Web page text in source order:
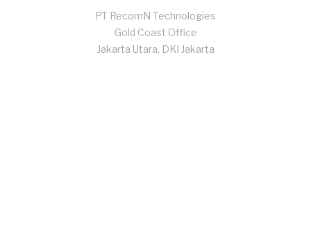
PT RecomN Technologies
Gold Coast Office
Jakarta Utara, DKI Jakarta